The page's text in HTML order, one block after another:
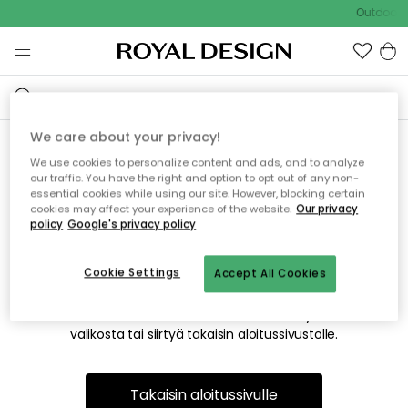
Outdoor
Emme valitettavasti löydä
etsimääsi sivua
Tämä voi johtua siitä, että sivua ei enää ole tai siitä, että se
on siirretty muualle. Pahoittelemme tästä mahdollisesti
valikosta tai siirtyä takaisin aloitussivustolle.
Takaisin aloitussivulle
We care about your privacy!
We use cookies to personalize content and ads, and to analyze
our traffic. You have the right and option to opt out of any non-
essential cookies while using our site. However, blocking certain
cookies may affect your experience of the website. Our privacy
policy Google's privacy policy
Accept All Cookies
Cookie Settings